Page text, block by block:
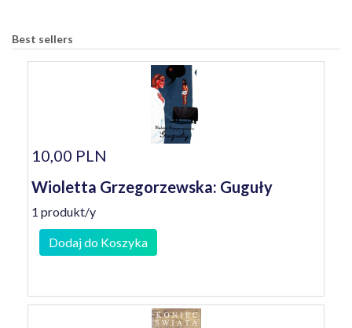
Best sellers
10,00 PLN
Wioletta Grzegorzewska: Guguły
1 produkt/y
Dodaj do Koszyka